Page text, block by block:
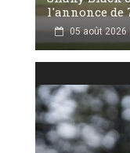
l'annonce de
05 août 2026